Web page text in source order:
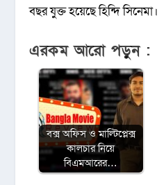
বছর যুক্ত হয়েছে হিন্দি সিনেমা।
এরকম আরো পড়ুন :
বক্স অফিস ও মাল্টিপ্লেক্স
কালচার নিয়ে
বিএমআরের…